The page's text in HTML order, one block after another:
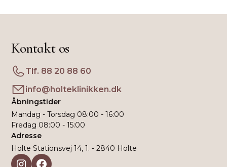
Kontakt os
Tlf. 88 20 88 60
info@holteklinikken.dk
Åbningstider
Mandag - Torsdag 08:00 - 16:00
Fredag 08:00 - 15:00
Adresse
Holte Stationsvej 14, 1. - 2840 Holte